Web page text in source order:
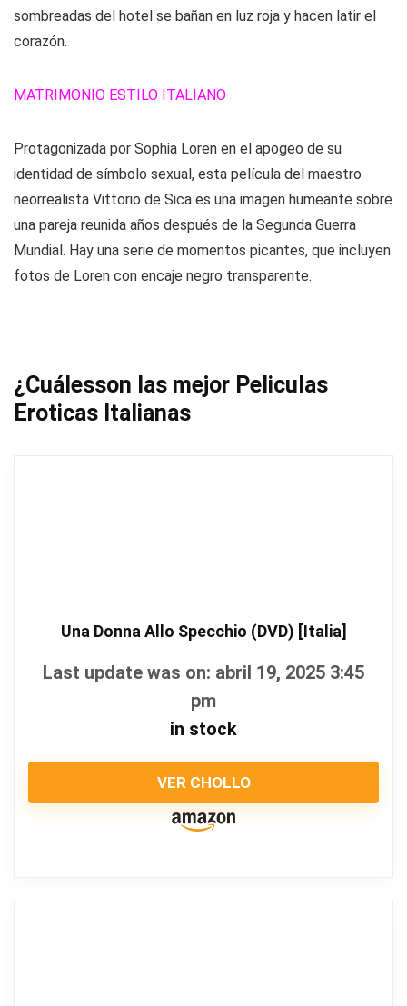
sombreadas del hotel se bañan en luz roja y hacen latir el
corazón.
MATRIMONIO ESTILO ITALIANO
Protagonizada por Sophia Loren en el apogeo de su
identidad de símbolo sexual, esta película del maestro
neorrealista Vittorio de Sica es una imagen humeante sobre
una pareja reunida años después de la Segunda Guerra
Mundial. Hay una serie de momentos picantes, que incluyen
fotos de Loren con encaje negro transparente.
¿Cuálesson las mejor Peliculas
Eroticas Italianas
Una Donna Allo Specchio (DVD) [Italia]
Last update was on: abril 19, 2025 3:45
pm
in stock
VER CHOLLO